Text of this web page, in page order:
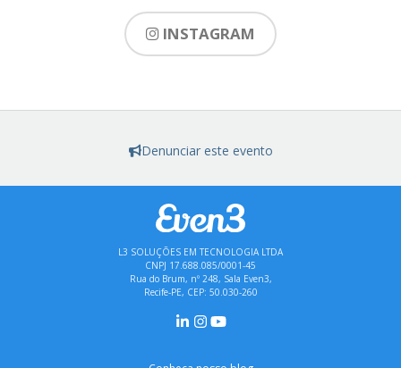
INSTAGRAM
Denunciar este evento
L3 SOLUÇÕES EM TECNOLOGIA LTDA
CNPJ 17.688.085/0001-45
Rua do Brum, nº 248, Sala Even3,
Recife-PE, CEP: 50.030-260